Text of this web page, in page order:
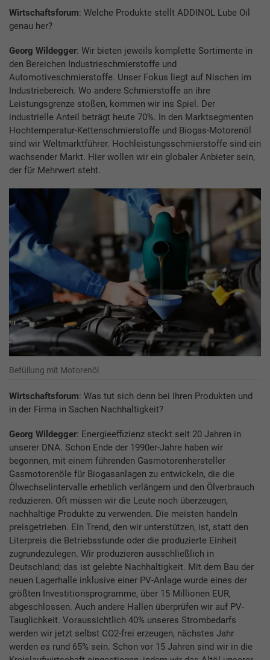
Wirtschaftsforum: Welche Produkte stellt ADDINOL Lube Oil
genau her?
Georg Wildegger: Wir bieten jeweils komplette Sortimente in
den Bereichen Industrieschmierstoffe und
Automotiveschmierstoffe. Unser Fokus liegt auf Nischen im
Industriebereich. Wo andere Schmierstoffe an ihre
Leistungsgrenze stoßen, kommen wir ins Spiel. Der
industrielle Anteil beträgt heute 70%. In den Marktsegmenten
Hochtemperatur-Kettenschmierstoffe und Biogas-Motorenöl
sind wir Weltmarktführer. Hochleistungsschmierstoffe sind ein
wachsender Markt. Hier wollen wir ein globaler Anbieter sein,
der für Mehrwert steht.
Befüllung mit Motorenöl
Wirtschaftsforum: Was tut sich denn bei Ihren Produkten und
in der Firma in Sachen Nachhaltigkeit?
Georg Wildegger: Energieeffizienz steckt seit 20 Jahren in
unserer DNA. Schon Ende der 1990er-Jahre haben wir
begonnen, mit einem führenden Gasmotorenhersteller
Gasmotorenöle für Biogasanlagen zu entwickeln, die die
Ölwechselintervalle erheblich verlängern und den Ölverbrauch
reduzieren. Oft müssen wir die Leute noch überzeugen,
nachhaltige Produkte zu verwenden. Die meisten handeln
preisgetrieben. Ein Trend, den wir unterstützen, ist, statt den
Literpreis die Betriebsstunde oder die produzierte Einheit
zugrundezulegen. Wir produzieren ausschließlich in
Deutschland; das ist gelebte Nachhaltigkeit. Mit dem Bau der
neuen Lagerhalle inklusive einer PV-Anlage wurde eines der
größten Investitionsprogramme, über 15 Millionen EUR,
abgeschlossen. Auch andere Hallen überprüfen wir auf PV-
Tauglichkeit. Voraussichtlich 40% unseres Strombedarfs
werden wir jetzt selbst CO2-frei erzeugen, nächstes Jahr
werden es rund 65% sein. Schon vor 15 Jahren sind wir in die